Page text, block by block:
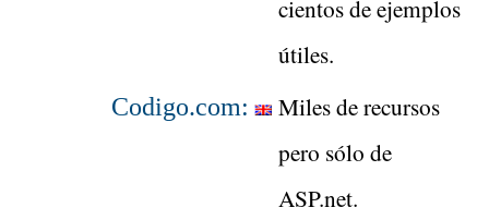
cientos de ejemplos
útiles.
Codigo.com:
Miles de recursos
pero sólo de
ASP.net.